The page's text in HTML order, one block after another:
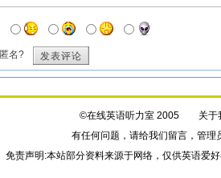
匿名? 发表评论
©在线英语听力室 2005 关于
有任何问题，请给我们留言，管理
免责声明:本站部分资料来源于网络，仅供英语爱